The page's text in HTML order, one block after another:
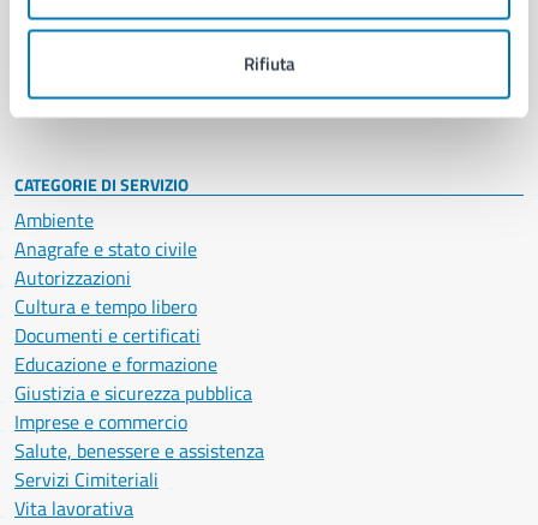
Rifiuta
Politici
Intranet, posta aziendale e protocollo
CATEGORIE DI SERVIZIO
Ambiente
Anagrafe e stato civile
Autorizzazioni
Cultura e tempo libero
Documenti e certificati
Educazione e formazione
Giustizia e sicurezza pubblica
Imprese e commercio
Salute, benessere e assistenza
Servizi Cimiteriali
Vita lavorativa